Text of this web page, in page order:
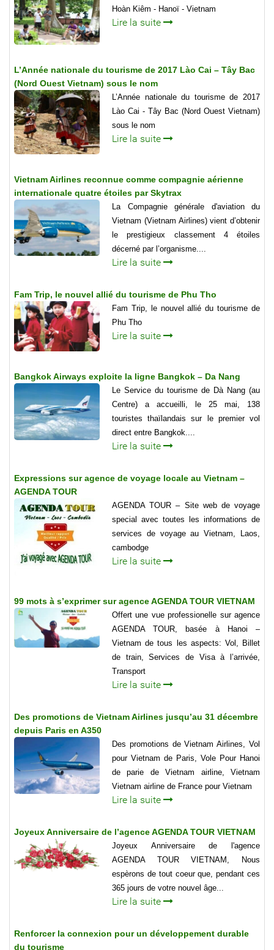
Hoàn Kiêm - Hanoï - Vietnam
Lire la suite
L’Année nationale du tourisme de 2017 Lào Cai – Tây Bac
(Nord Ouest Vietnam) sous le nom
L’Année nationale du tourisme de 2017
Lào Cai - Tây Bac (Nord Ouest Vietnam)
sous le nom
Lire la suite
Vietnam Airlines reconnue comme compagnie aérienne
internationale quatre étoiles par Skytrax
La Compagnie générale d'aviation du
Vietnam (Vietnam Airlines) vient d’obtenir
le prestigieux classement 4 étoiles
décerné par l’organisme....
Lire la suite
Fam Trip, le nouvel allié du tourisme de Phu Tho
Fam Trip, le nouvel allié du tourisme de
Phu Tho
Lire la suite
Bangkok Airways exploite la ligne Bangkok – Da Nang
Le Service du tourisme de Dà Nang (au
Centre) a accueilli, le 25 mai, 138
touristes thaïlandais sur le premier vol
direct entre Bangkok....
Lire la suite
Expressions sur agence de voyage locale au Vietnam –
AGENDA TOUR
AGENDA TOUR – Site web de voyage
special avec toutes les informations de
services de voyage au Vietnam, Laos,
cambodge
Lire la suite
99 mots à s’exprimer sur agence AGENDA TOUR VIETNAM
Offert une vue professionelle sur agence
AGENDA TOUR, basée à Hanoi –
Vietnam de tous les aspects: Vol, Billet
de train, Services de Visa à l’arrivée,
Transport
Lire la suite
Des promotions de Vietnam Airlines jusqu’au 31 décembre
depuis Paris en A350
Des promotions de Vietnam Airlines, Vol
pour Vietnam de Paris, Vole Pour Hanoi
de parie de Vietnam airline, Vietnam
Vietnam airline de France pour Vietnam
Lire la suite
Joyeux Anniversaire de l’agence AGENDA TOUR VIETNAM
Joyeux Anniversaire de l'agence
AGENDA TOUR VIETNAM, Nous
espèrons de tout coeur que, pendant ces
365 jours de votre nouvel âge...
Lire la suite
Renforcer la connexion pour un développement durable
du tourisme